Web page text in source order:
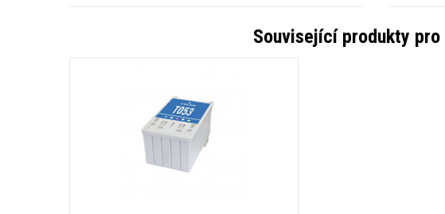
Související produkty pro